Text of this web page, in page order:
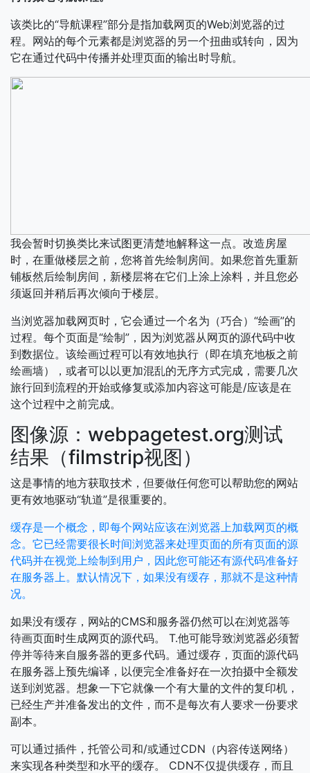
该类比的“导航课程”部分是指加载网页的Web浏览器的过
程。网站的每个元素都是浏览器的另一个扭曲或转向，因为
它在通过代码中传播并处理页面的输出时导航。
我会暂时切换类比来试图更清楚地解释这一点。改造房屋
时，在重做楼层之前，您将首先绘制房间。如果您首先重新
铺板然后绘制房间，新楼层将在它们上涂上涂料，并且您必
须返回并稍后再次倾向于楼层。
当浏览器加载网页时，它会通过一个名为（巧合）“绘画”的
过程。每个页面是“绘制”，因为浏览器从网页的源代码中收
到数据位。该绘画过程可以有效地执行（即在填充地板之前
绘画墙），或者可以以更加混乱的无序方式完成，需要几次
旅行回到流程的开始或修复或添加内容这可能是/应该是在
这个过程中之前完成。
图像源：webpagetest.org测试
结果（filmstrip视图）
这是事情的地方获取技术，但要做任何您可以帮助您的网站
更有效地驱动“轨道”是很重要的。
缓存是一个概念，即每个网站应该在浏览器上加载网页的概
念。它已经需要很长时间浏览器来处理页面的所有页面的源
代码并在视觉上绘制到用户，因此您可能还有源代码准备好
在服务器上。默认情况下，如果没有缓存，那就不是这种情
况。
如果没有缓存，网站的CMS和服务器仍然可以在浏览器等
待画页面时生成网页的源代码。 T.他可能导致浏览器必须暂
停并等待来自服务器的更多代码。通过缓存，页面的源代码
在服务器上预先编译，以便完全准备好在一次拍摄中全额发
送到浏览器。想象一下它就像一个有大量的文件的复印机，
已经生产并准备发出的文件，而不是每次有人要求一份要求
副本。
可以通过插件，托管公司和/或通过CDN（内容传送网络）
来实现各种类型和水平的缓存。 CDN不仅提供缓存，而且